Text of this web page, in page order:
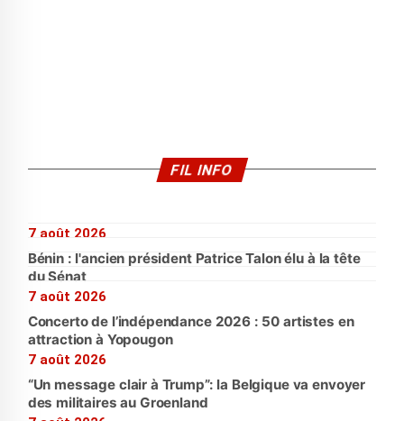
FIL INFO
7 août 2026
Bénin : l'ancien président Patrice Talon élu à la tête
du Sénat
7 août 2026
Concerto de l’indépendance 2026 : 50 artistes en
attraction à Yopougon
7 août 2026
“Un message clair à Trump”: la Belgique va envoyer
des militaires au Groenland